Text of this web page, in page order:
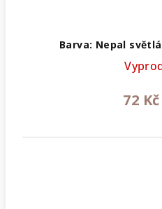
Barva: Nepal
72 Kč